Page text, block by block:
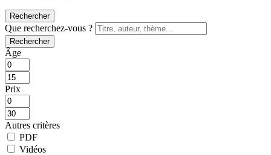
Rechercher
Que recherchez-vous ?
Rechercher
Âge
Prix
Autres critères
PDF
Vidéos